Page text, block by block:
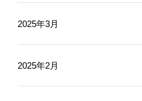
2025年3月
2025年2月